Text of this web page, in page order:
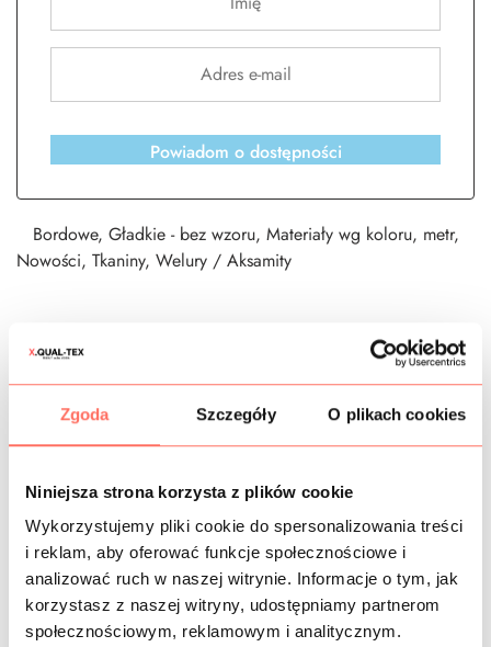
Zgoda Szczegóły O plikach cookies
Niniejsza strona korzysta z plików cookie
Wykorzystujemy pliki cookie do spersonalizowania treści
i reklam, aby oferować funkcje społecznościowe i
analizować ruch w naszej witrynie. Informacje o tym, jak
korzystasz z naszej witryny, udostępniamy partnerom
społecznościowym, reklamowym i analitycznym.
Powiadom o dostępności
Bordowe, Gładkie - bez wzoru, Materiały wg koloru, metr,
Nowości, Tkaniny, Welury / Aksamity
CZAS DOSTAWY
OPIS
Ekskluzywny włoski welur z krótkim, miękkim włoskiem, w
kolorze burgundowym, z połyskiem.
Materiał jest elastyczny, miękki, przyjemny w dotyku,
plastyczny, o miękkim chwycie, dobrze układający się,
błyszczący.